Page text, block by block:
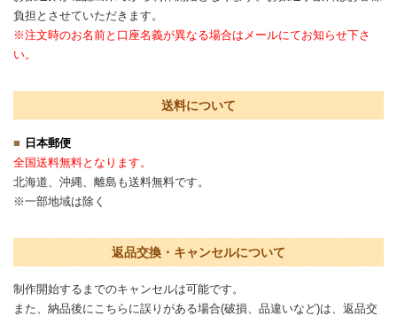
負担とさせていただきます。
※注文時のお名前と口座名義が異なる場合はメールにてお知らせ下さ
い。
送料について
日本郵便
全国送料無料となります。
北海道、沖縄、離島も送料無料です。
※一部地域は除く
返品交換・キャンセルについて
制作開始するまでのキャンセルは可能です。
また、納品後にこちらに誤りがある場合(破損、品違いなど)は、返品交